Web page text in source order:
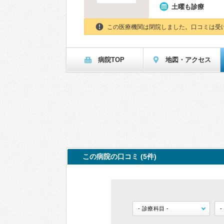
土曜も診療
この医療機関は閉院しました。口コミは受
病院TOP 地図・アクセス
この病院の口コミ (5件)